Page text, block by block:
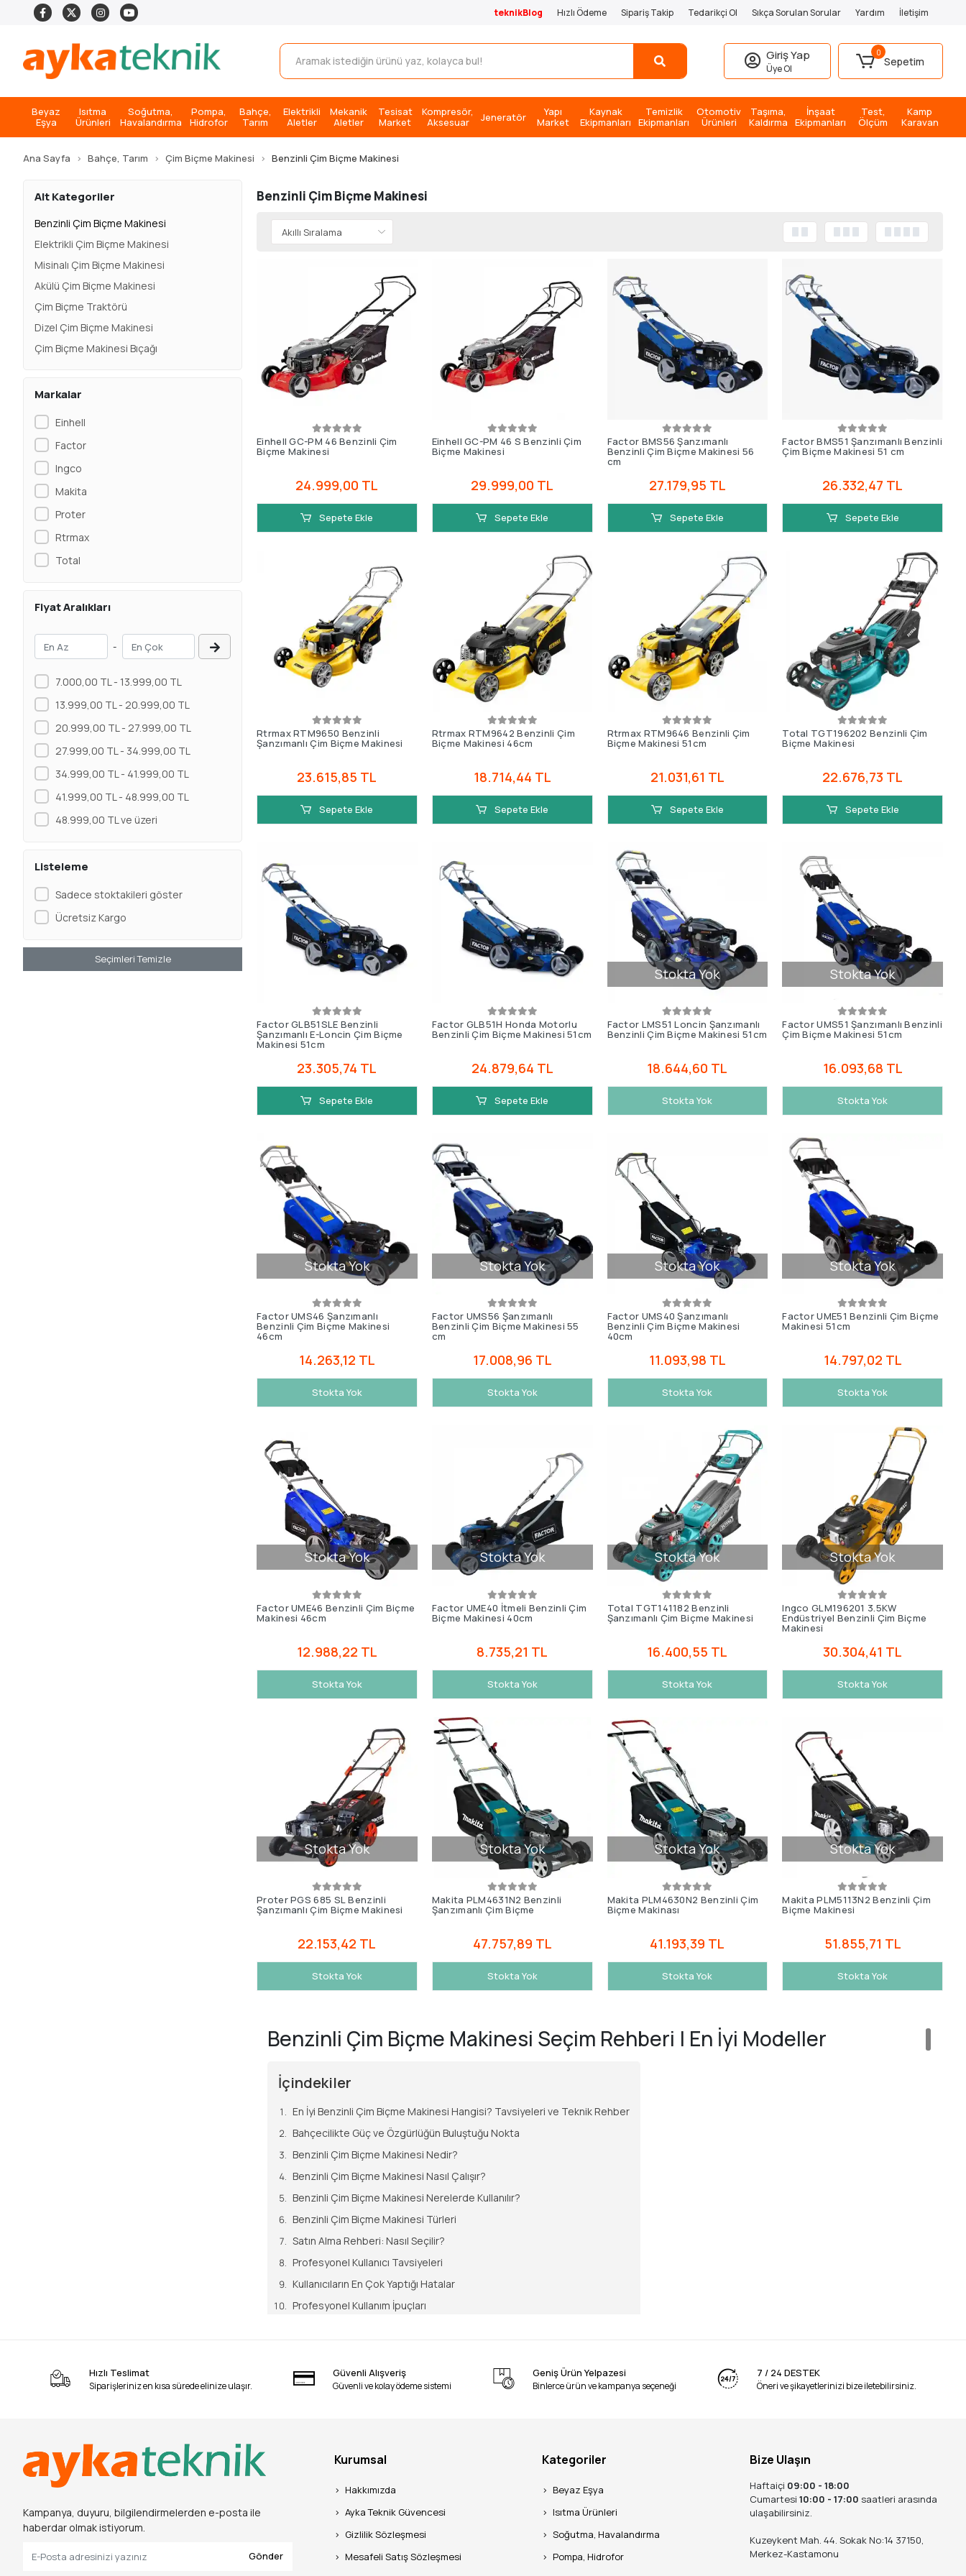
teknikBlog Hızlı Ödeme Sipariş Takip Tedarikçi Ol Sıkça Sorulan Sorular Yardım İletişim
Giriş Yap
Üye Ol
0
Sepetim
Beyaz
Eşya
Isıtma
Ürünleri
Soğutma,
Havalandırma
Pompa,
Hidrofor
Bahçe,
Tarım
Elektrikli
Aletler
Mekanik
Aletler
Tesisat
Market
Kompresör,
Aksesuar
Jeneratör
Yapı
Market
Kaynak
Ekipmanları
Temizlik
Ekipmanları
Otomotiv
Ürünleri
Taşıma,
Kaldırma
İnşaat
Ekipmanları
Test,
Ölçüm
Kamp
Karavan
Ana Sayfa Bahçe, Tarım Çim Biçme Makinesi Benzinli Çim Biçme Makinesi
Alt Kategoriler
Benzinli Çim Biçme Makinesi
Elektrikli Çim Biçme Makinesi
Misinalı Çim Biçme Makinesi
Akülü Çim Biçme Makinesi
Çim Biçme Traktörü
Dizel Çim Biçme Makinesi
Çim Biçme Makinesi Bıçağı
Markalar
Einhell
Factor
Ingco
Makita
Proter
Rtrmax
Total
Fiyat Aralıkları
-
7.000,00 TL - 13.999,00 TL
13.999,00 TL - 20.999,00 TL
20.999,00 TL - 27.999,00 TL
27.999,00 TL - 34.999,00 TL
34.999,00 TL - 41.999,00 TL
41.999,00 TL - 48.999,00 TL
48.999,00 TL ve üzeri
Listeleme
Sadece stoktakileri göster
Ücretsiz Kargo
Seçimleri Temizle
Benzinli Çim Biçme Makinesi
Einhell GC-PM 46 Benzinli Çim
Biçme Makinesi
24.999,00 TL
Sepete Ekle
Einhell GC-PM 46 S Benzinli Çim
Biçme Makinesi
29.999,00 TL
Sepete Ekle
Factor BMS56 Şanzımanlı
Benzinli Çim Biçme Makinesi 56
cm
27.179,95 TL
Sepete Ekle
Factor BMS51 Şanzımanlı Benzinli
Çim Biçme Makinesi 51 cm
26.332,47 TL
Sepete Ekle
Rtrmax RTM9650 Benzinli
Şanzımanlı Çim Biçme Makinesi
23.615,85 TL
Sepete Ekle
Rtrmax RTM9642 Benzinli Çim
Biçme Makinesi 46cm
18.714,44 TL
Sepete Ekle
Rtrmax RTM9646 Benzinli Çim
Biçme Makinesi 51cm
21.031,61 TL
Sepete Ekle
Total TGT196202 Benzinli Çim
Biçme Makinesi
22.676,73 TL
Sepete Ekle
Factor GLB51SLE Benzinli
Şanzımanlı E-Loncin Çim Biçme
Makinesi 51cm
23.305,74 TL
Sepete Ekle
Factor GLB51H Honda Motorlu
Benzinli Çim Biçme Makinesi 51cm
24.879,64 TL
Sepete Ekle
Stokta Yok
Factor LMS51 Loncin Şanzımanlı
Benzinli Çim Biçme Makinesi 51cm
18.644,60 TL
Stokta Yok
Stokta Yok
Factor UMS51 Şanzımanlı Benzinli
Çim Biçme Makinesi 51cm
16.093,68 TL
Stokta Yok
Stokta Yok
Factor UMS46 Şanzımanlı
Benzinli Çim Biçme Makinesi
46cm
14.263,12 TL
Stokta Yok
Stokta Yok
Factor UMS56 Şanzımanlı
Benzinli Çim Biçme Makinesi 55
cm
17.008,96 TL
Stokta Yok
Stokta Yok
Factor UMS40 Şanzımanlı
Benzinli Çim Biçme Makinesi
40cm
11.093,98 TL
Stokta Yok
Stokta Yok
Factor UME51 Benzinli Çim Biçme
Makinesi 51cm
14.797,02 TL
Stokta Yok
Stokta Yok
Factor UME46 Benzinli Çim Biçme
Makinesi 46cm
12.988,22 TL
Stokta Yok
Stokta Yok
Factor UME40 İtmeli Benzinli Çim
Biçme Makinesi 40cm
8.735,21 TL
Stokta Yok
Stokta Yok
Total TGT141182 Benzinli
Şanzımanlı Çim Biçme Makinesi
16.400,55 TL
Stokta Yok
Stokta Yok
Ingco GLM196201 3.5KW
Endüstriyel Benzinli Çim Biçme
Makinesi
30.304,41 TL
Stokta Yok
Stokta Yok
Proter PGS 685 SL Benzinli
Şanzımanlı Çim Biçme Makinesi
22.153,42 TL
Stokta Yok
Stokta Yok
Makita PLM4631N2 Benzinli
Şanzımanlı Çim Biçme
47.757,89 TL
Stokta Yok
Stokta Yok
Makita PLM4630N2 Benzinli Çim
Biçme Makinası
41.193,39 TL
Stokta Yok
Stokta Yok
Makita PLM5113N2 Benzinli Çim
Biçme Makinesi
51.855,71 TL
Stokta Yok
Benzinli Çim Biçme Makinesi Seçim Rehberi | En İyi Modeller
İçindekiler
En İyi Benzinli Çim Biçme Makinesi Hangisi? Tavsiyeleri ve Teknik Rehber
Bahçecilikte Güç ve Özgürlüğün Buluştuğu Nokta
Benzinli Çim Biçme Makinesi Nedir?
Benzinli Çim Biçme Makinesi Nasıl Çalışır?
Benzinli Çim Biçme Makinesi Nerelerde Kullanılır?
Benzinli Çim Biçme Makinesi Türleri
Satın Alma Rehberi: Nasıl Seçilir?
Profesyonel Kullanıcı Tavsiyeleri
Kullanıcıların En Çok Yaptığı Hatalar
Profesyonel Kullanım İpuçları
1994 yılından beri Kastamonu’daki merkezimizde, hırdavatın tozunu yutmuş, en eski iki zamanlı motorlardan bugünün yüksek
olarak hazırladığımız bu rehber, sadece bir makine tanıtımı değil; bahçenizin sağlığını ve sizin çalışma konforunuzu
zirveye taşıyacak teknik bir başucu kaynağıdır.
En İyi Benzinli Çim Biçme Makinesi Hangisi? Tavsiyeleri ve Teknik Rehber
Hızlı Teslimat
Siparişleriniz en kısa sürede elinize ulaşır.
Güvenli Alışveriş
Güvenli ve kolay ödeme sistemi
Geniş Ürün Yelpazesi
Binlerce ürün ve kampanya seçeneği
7 / 24 DESTEK
Öneri ve şikayetlerinizi bize iletebilirsiniz.
Kampanya, duyuru, bilgilendirmelerden e-posta ile
haberdar olmak istiyorum.
Gönder
Kurumsal
Hakkımızda
Ayka Teknik Güvencesi
Gizlilik Sözleşmesi
Mesafeli Satış Sözleşmesi
Kategoriler
Beyaz Eşya
Isıtma Ürünleri
Soğutma, Havalandırma
Pompa, Hidrofor
Bize Ulaşın
Haftaiçi 09:00 - 18:00
Cumartesi10:00 - 17:00 saatleri arasında
ulaşabilirsiniz.
Kuzeykent Mah. 44. Sokak No:14 37150,
Merkez-Kastamonu